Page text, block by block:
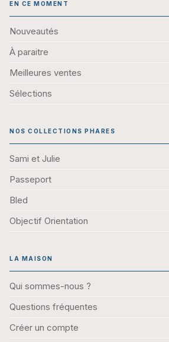
EN CE MOMENT
Nouveautés
À paraitre
Meilleures ventes
Sélections
NOS COLLECTIONS PHARES
Sami et Julie
Passeport
Bled
Objectif Orientation
LA MAISON
Qui sommes-nous ?
Questions fréquentes
Créer un compte